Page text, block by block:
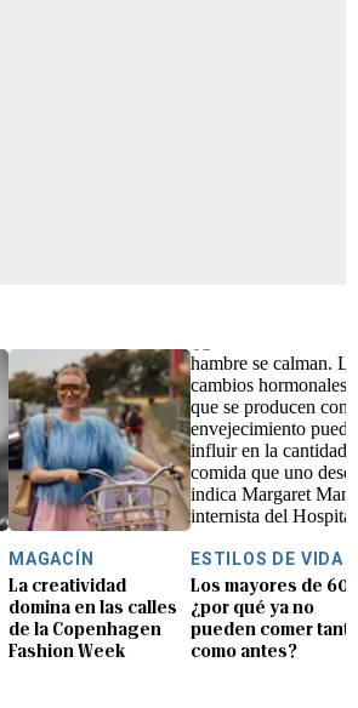
MAGACÍN
La creatividad
domina en las calles
de la Copenhagen
Fashion Week
ESTILOS DE VIDA
Los mayores de 60:
¿por qué ya no
pueden comer
como antes?